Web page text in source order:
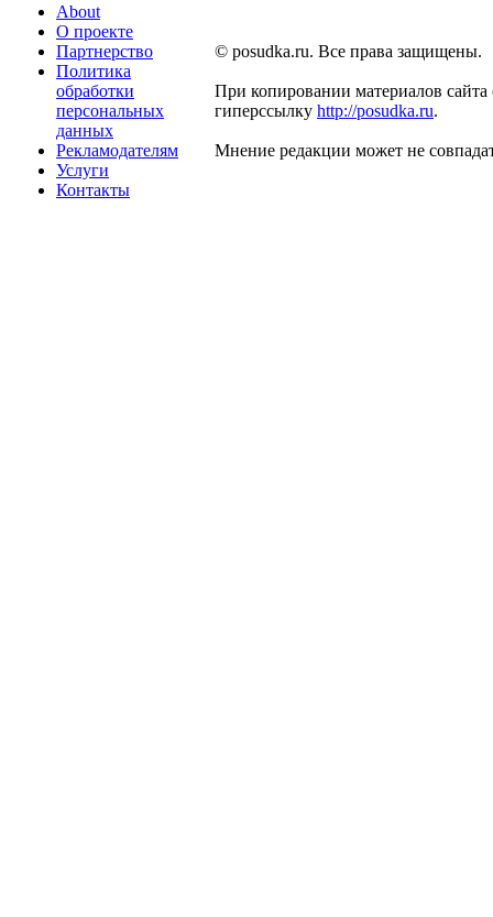
About
О проекте
Партнерство
Политика
обработки
персональных
данных
Рекламодателям
Услуги
Контакты
© posudka.ru. Все права защищены.
При копировании материалов сайта
гиперссылку http://posudka.ru.
Мнение редакции может не